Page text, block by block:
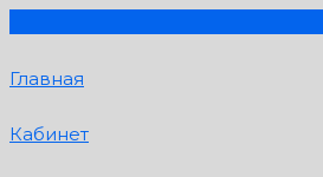
Главная
Кабинет